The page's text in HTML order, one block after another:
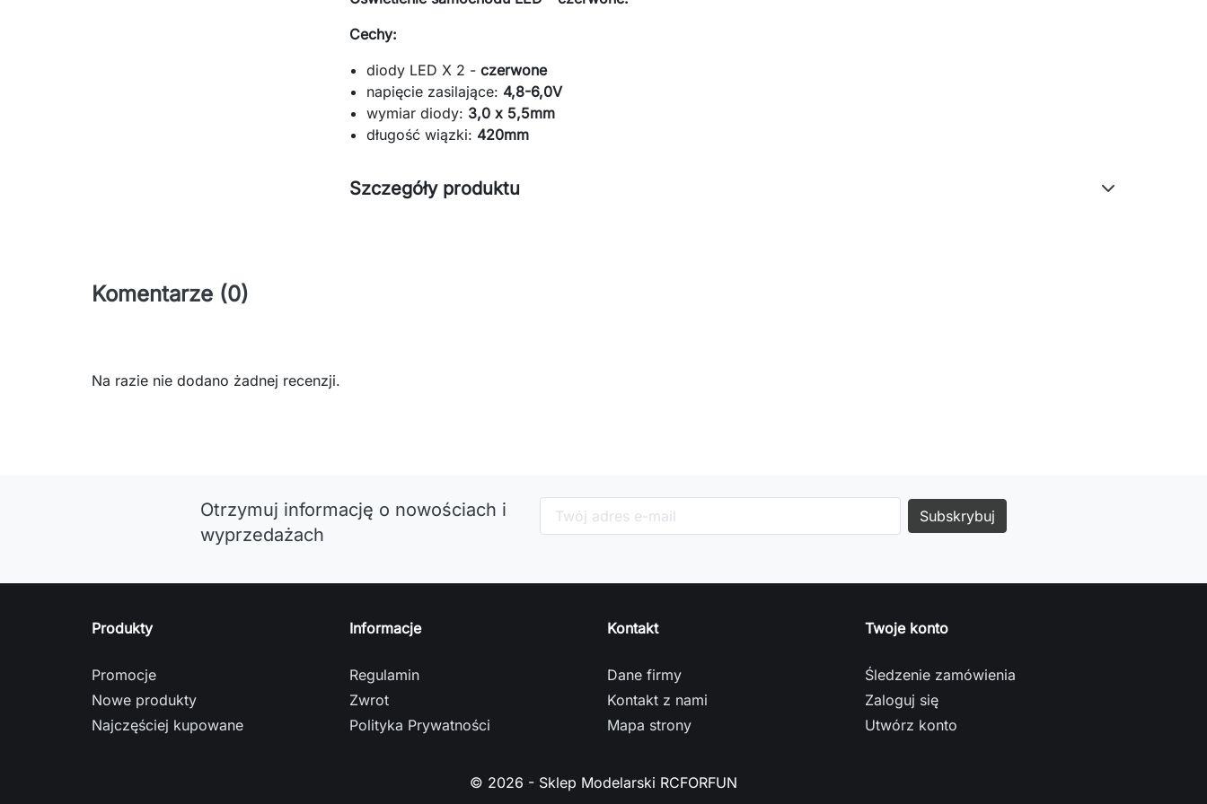
Cechy:
diody LED X 2 -czerwone
napięcie zasilające: 4,8-6,0V
wymiar diody: 3,0 x 5,5mm
długość wiązki: 420mm
Szczegóły produktu
Komentarze (0)
Na razie nie dodano żadnej recenzji.
Otrzymuj informację o nowościach i
wyprzedażach
Produkty
Promocje
Nowe produkty
Najczęściej kupowane
Informacje
Regulamin
Zwrot
Polityka Prywatności
Kontakt
Dane firmy
Kontakt z nami
Mapa strony
Twoje konto
Śledzenie zamówienia
Zaloguj się
Utwórz konto
© 2026 - Sklep Modelarski RCFORFUN